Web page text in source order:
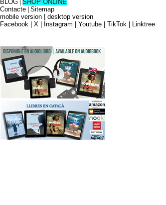
BLOG SHOP ONLINE
Contacte Sitemap
mobile version
desktop version
Facebook | X | Instagram | Youtube | TikTok | Linktree